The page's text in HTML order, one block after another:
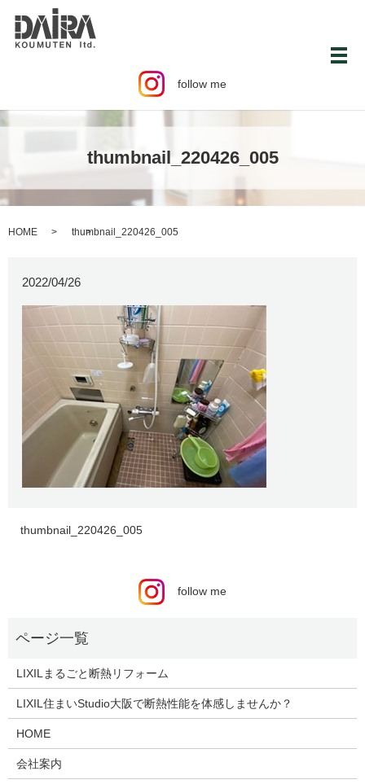
follow me
メ
thumbnail_220426_005
HOME thumbnail_220426_005
2022/04/26
thumbnail_220426_005
follow me
LIXILまるごと断熱リフォーム
LIXIL住まいStudio大阪で断熱性能を体感しませんか？
HOME
会社案内